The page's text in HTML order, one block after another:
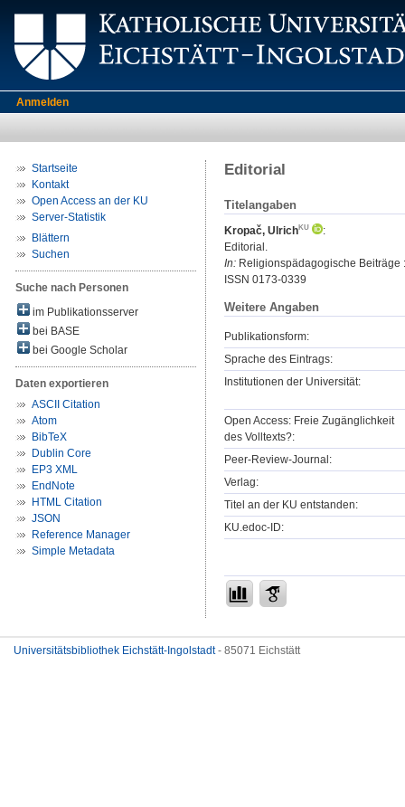
Anmelden
Startseite
Kontakt
Open Access an der KU
Server-Statistik
Blättern
Suchen
Suche nach Personen
im Publikationsserver
bei BASE
bei Google Scholar
Daten exportieren
ASCII Citation
Atom
BibTeX
Dublin Core
EP3 XML
EndNote
HTML Citation
JSON
Reference Manager
Simple Metadata
Editorial
Titelangaben
Kropač, Ulrich
:
Editorial.
In: Religionspädagogische Beiträge
ISSN 0173-0339
Weitere Angaben
Publikationsform:
Sprache des Eintrags:
Institutionen der Universität:
Open Access: Freie Zugänglichkeit
des Volltexts?:
Peer-Review-Journal:
Verlag:
Titel an der KU entstanden:
KU.edoc-ID:
Universitätsbibliothek Eichstätt-Ingolstadt- 85071 Eichstätt